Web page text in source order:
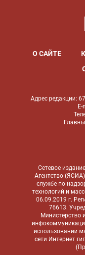
О САЙТЕ
Адрес редакции:
Сетевое
Агентство
службе по
технологий и
06.09.2019 г.
76613.
Министерство
использовании
сети Интернет
(